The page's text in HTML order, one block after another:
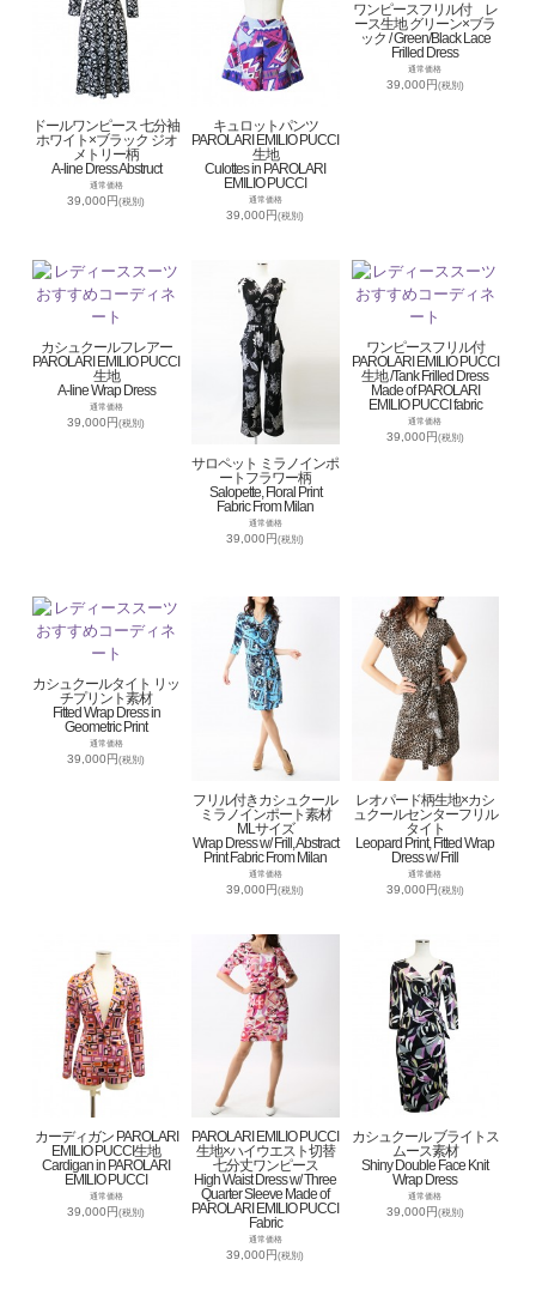
ドールワンピース 七分袖
ホワイト×ブラック ジオ
メトリー柄
A-line Dress Abstruct
通常価格
39,000円(税別)
キュロットパンツ
PAROLARI EMILIO PUCCI
生地
Culottes in PAROLARI
EMILIO PUCCI
通常価格
39,000円(税別)
ワンピースフリル付 レ
ース生地 グリーン×ブラ
ック / Green/Black Lace
Frilled Dress
通常価格
39,000円(税別)
カシュクールフレアー
PAROLARI EMILIO PUCCI
生地
A-line Wrap Dress
通常価格
39,000円(税別)
サロペット ミラノインポ
ートフラワー柄
Salopette, Floral Print
Fabric From Milan
通常価格
39,000円(税別)
ワンピースフリル付
PAROLARI EMILIO PUCCI
生地 /Tank Frilled Dress
Made of PAROLARI
EMILIO PUCCI fabric
通常価格
39,000円(税別)
カシュクールタイト リッ
チプリント素材
Fitted Wrap Dress in
Geometric Print
通常価格
39,000円(税別)
フリル付きカシュクール
ミラノインポート素材
MLサイズ
Wrap Dress w/ Frill, Abstract
Print Fabric From Milan
通常価格
39,000円(税別)
レオパード柄生地×カシ
ュクールセンターフリル
タイト
Leopard Print, Fitted Wrap
Dress w/ Frill
通常価格
39,000円(税別)
カーディガン PAROLARI
EMILIO PUCCI生地
Cardigan in PAROLARI
EMILIO PUCCI
通常価格
39,000円(税別)
PAROLARI EMILIO PUCCI
生地×ハイウエスト切替
七分丈ワンピース
High Waist Dress w/ Three
Quarter Sleeve Made of
PAROLARI EMILIO PUCCI
Fabric
通常価格
39,000円(税別)
カシュクール ブライトス
ムース素材
Shiny Double Face Knit
Wrap Dress
通常価格
39,000円(税別)